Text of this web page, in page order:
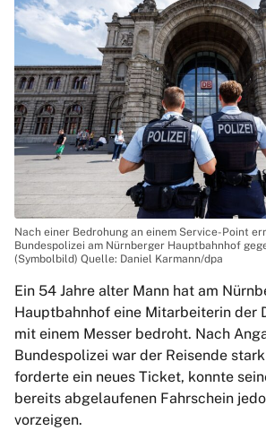
Nach einer Bedrohung an einem Service-Point
Bundespolizei am Nürnberger Hauptbahnhof
(Symbolbild) Quelle: Daniel Karmann/dpa
Ein 54 Jahre alter Mann hat am
Hauptbahnhof eine Mitarbeiterin der
mit einem Messer bedroht. Nach
Bundespolizei war der Reisende
forderte ein neues Ticket, konnte
bereits abgelaufenen Fahrschein
vorzeigen.